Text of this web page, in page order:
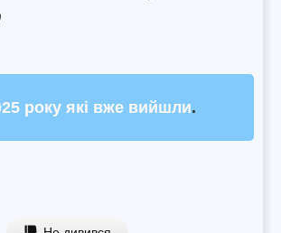
року які вже вийшли.